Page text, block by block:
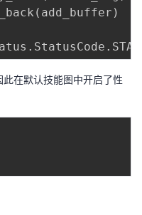
( add_buffer )
. StatusCode .
在默认技能图中开启了性